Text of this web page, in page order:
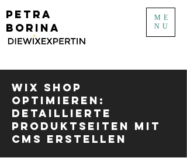
PETRA
BORINA
ME
NU
Wix Shop
optimieren:
Detaillierte
Produktseiten mit
CMS erstellen